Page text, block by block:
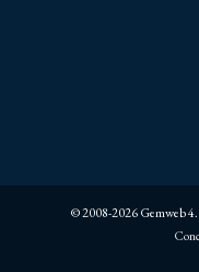
© 2008-2026 Gemweb